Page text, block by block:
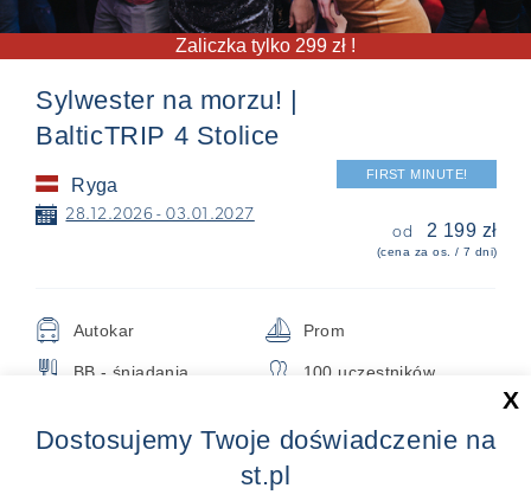
Zaliczka tylko 299 zł !
Sylwester na morzu! |
BalticTRIP 4 Stolice
Ryga
📅 28.12.2026 - 03.01.2027
FIRST MINUTE!
od 2 199 zł
(cena za os. / 7 dni)
🚍 Autokar ⛵ Prom
🍴 BB - śniadania 👥 100 uczestników
Dostosujemy Twoje doświadczenie na
st.pl
X